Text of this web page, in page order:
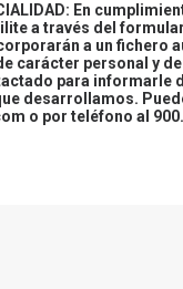
En
a través del
a un fichero
carácter personal y
para
desarrollamos.
o por teléfono al